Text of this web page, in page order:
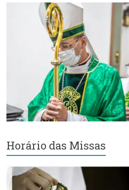
Arquidiocese
Setor
Bom
Horário das Missas